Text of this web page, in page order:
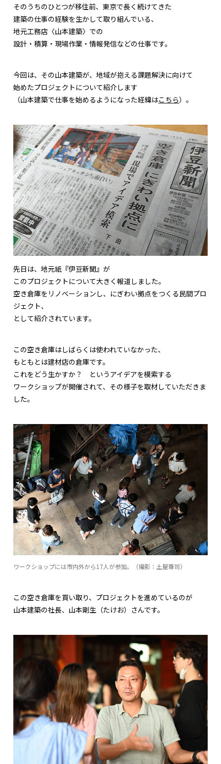
そのうちのひとつが移住前、東京で長く続けてきた
建築の仕事の経験を生かして取り組んでいる、
地元工務店〈山本建築〉での
設計・積算・現場作業・情報発信などの仕事です。
今回は、その山本建築が、地域が抱える課題解決に向けて
始めたプロジェクトについて紹介します
（山本建築で仕事を始めるようになった経緯はこちら）。
先日は、地元紙『伊豆新聞』が
このプロジェクトについて大きく報道しました。
空き倉庫をリノベーションし、にぎわい拠点をつくる民間プロ
ジェクト、
として紹介されています。
この空き倉庫はしばらくは使われていなかった、
もともとは建材店の倉庫です。
これをどう生かすか？ というアイデアを模索する
ワークショップが開催されて、その様子を取材していただきま
した。
ワークショップには市内外から17人が参加。（撮影：土屋尊司）
この空き倉庫を買い取り、プロジェクトを進めているのが
山本建築の社長、山本剛生（たけお）さんです。